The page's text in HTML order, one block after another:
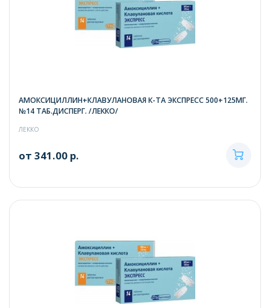
АМОКСИЦИЛЛИН+КЛАВУЛАНОВАЯ К-ТА ЭКСПРЕСС 500+125МГ.
№14 ТАБ.ДИСПЕРГ. /ЛЕККО/
ЛЕККО
от 341.00 р.